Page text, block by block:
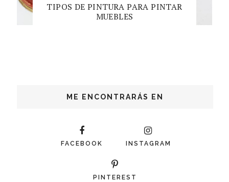
TIPOS DE PINTURA PARA PINTAR
MUEBLES
ME ENCONTRARÁS EN
FACEBOOK INSTAGRAM
PINTEREST